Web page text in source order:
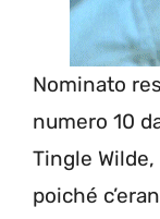
Nominato
numero 10
Tingle
poiché